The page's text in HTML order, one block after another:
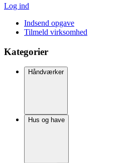
Log ind
Indsend opgave
Tilmeld virksomhed
Kategorier
Håndværker
Hus og have